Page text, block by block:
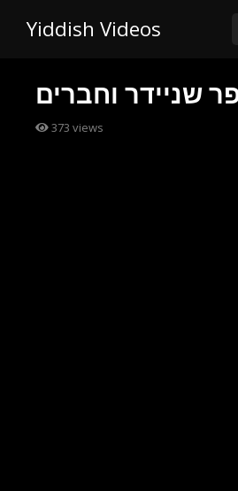
Yiddish Videos
שניידר וחברים
373 views